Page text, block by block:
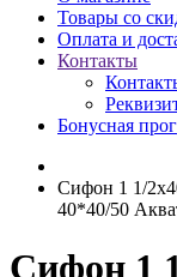
Товары со
Оплата и
Контакты
Бонусная
Сифон 1 1/
40*40/50
Сифон 1